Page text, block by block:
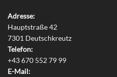
Adresse:
Hauptstraße 42
7301 Deutschkreutz
Telefon:
+43 670 552 79 99
E-Mail: